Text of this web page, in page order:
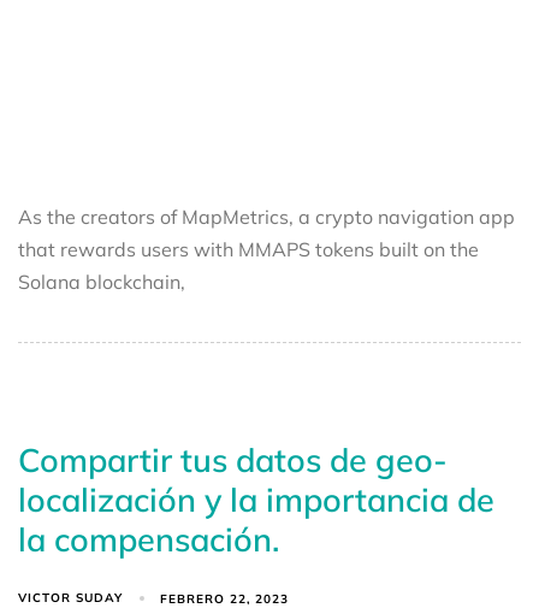
As the creators of MapMetrics, a crypto navigation app
that rewards users with MMAPS tokens built on the
Solana blockchain,
Compartir tus datos de geo-
localización y la importancia de
la compensación.
VICTOR SUDAY FEBRERO 22, 2023